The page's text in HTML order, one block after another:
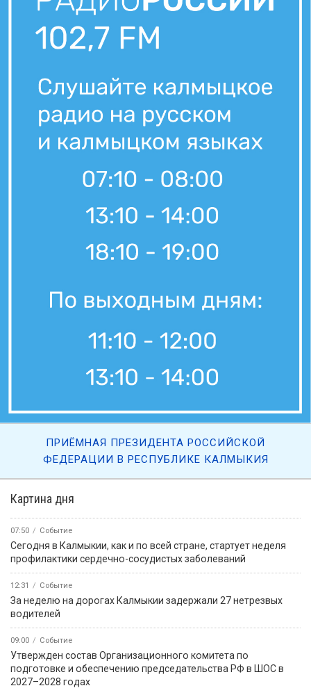
Картина дня
07:50 Событие
Сегодня в Калмыкии, как и по всей стране, стартует неделя
профилактики сердечно-сосудистых заболеваний
12:31 Событие
За неделю на дорогах Калмыкии задержали 27 нетрезвых
водителей
09:00 Событие
Утвержден состав Организационного комитета по
подготовке и обеспечению председательства РФ в ШОС в
2027–2028 годах
ПРИЁМНАЯ ПРЕЗИДЕНТА РОССИЙСКОЙ
ФЕДЕРАЦИИ В РЕСПУБЛИКЕ КАЛМЫКИЯ